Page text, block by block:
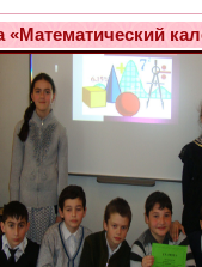
«Математический